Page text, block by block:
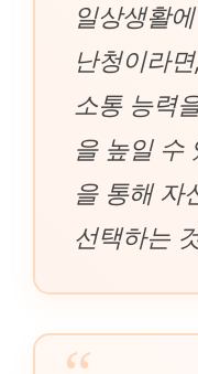
일상생활
난청이라
소통 능력
을 높일 수
을 통해 자
선택하는